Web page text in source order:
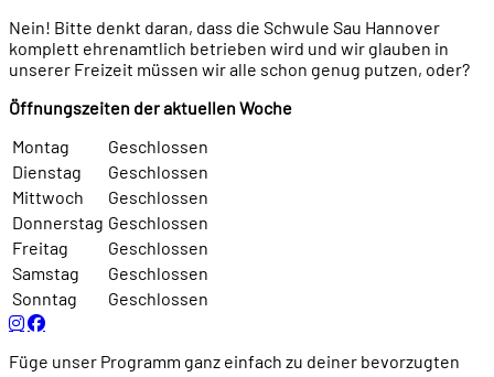
Nein! Bitte denkt daran, dass die Schwule Sau Hannover
komplett ehrenamtlich betrieben wird und wir glauben in
unserer Freizeit müssen wir alle schon genug putzen, oder?
Öffnungszeiten der aktuellen Woche
Montag
Geschlossen
Dienstag
Geschlossen
Mittwoch
Geschlossen
Donnerstag Geschlossen
Freitag
Geschlossen
Samstag
Geschlossen
Sonntag
Geschlossen
Füge unser Programm ganz einfach zu deiner bevorzugten